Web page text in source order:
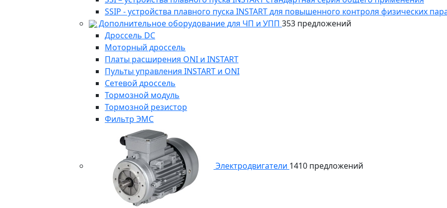
SSIP - устройства плавного пуска INSTART для повышенного контроля физических
Дополнительное оборудование для ЧП и УПП 353 предложений
Дроссель DC
Моторный дроссель
Платы расширения ONI и INSTART
Пульты управления INSTART и ONI
Сетевой дроссель
Тормозной модуль
Тормозной резистор
Фильтр ЭМС
Электродвигатели 1410 предложений